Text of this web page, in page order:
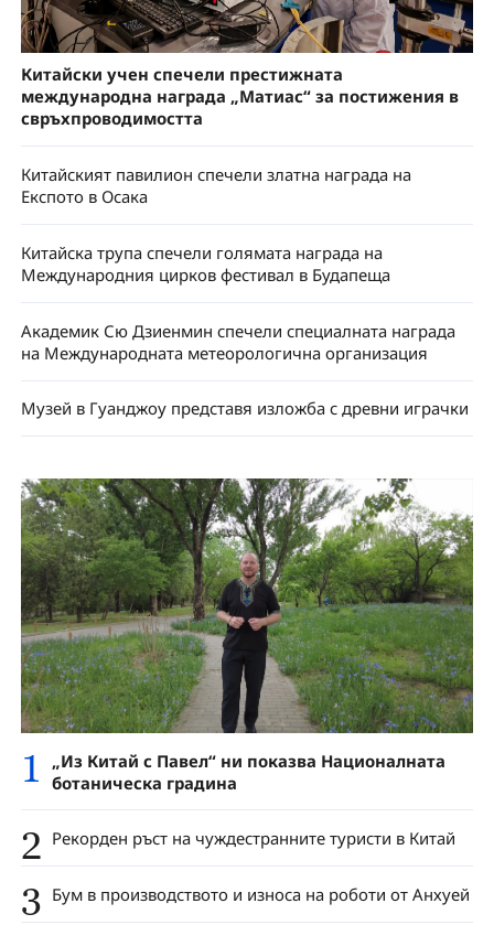
Китайски учен спечели престижната
международна награда „Матиас“ за постижения в
свръхпроводимостта
Китайският павилион спечели златна награда на
Експото в Осака
Китайска трупа спечели голямата награда на
Международния цирков фестивал в Будапеща
Академик Сю Дзиенмин спечели специалната награда
на Международната метеорологична организация
Музей в Гуанджоу представя изложба с древни играчки
1
„Из Китай с Павел“ ни показва Националната
ботаническа градина
2 Рекорден ръст на чуждестранните туристи в Китай
3 Бум в производството и износа на роботи от Анхуей